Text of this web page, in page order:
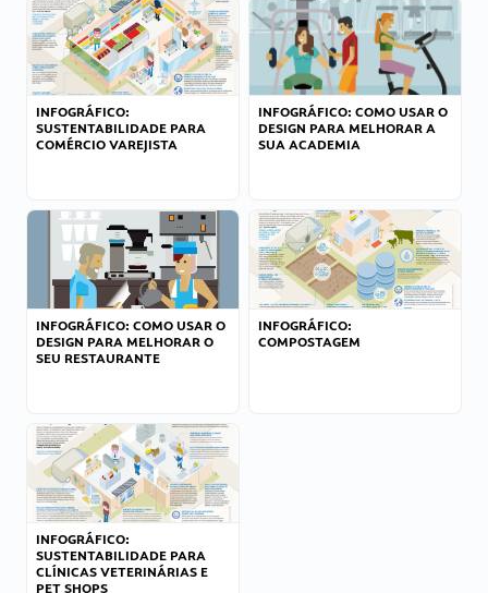
INFOGRÁFICO:
SUSTENTABILIDADE PARA
COMÉRCIO VAREJISTA
INFOGRÁFICO: COMO USAR O
DESIGN PARA MELHORAR A
SUA ACADEMIA
INFOGRÁFICO: COMO USAR O
DESIGN PARA MELHORAR O
SEU RESTAURANTE
INFOGRÁFICO:
COMPOSTAGEM
INFOGRÁFICO:
SUSTENTABILIDADE PARA
CLÍNICAS VETERINÁRIAS E
PET SHOPS